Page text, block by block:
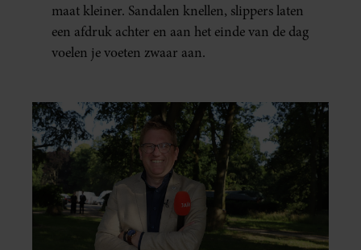
maat kleiner. Sandalen knellen, slippers laten
een afdruk achter en aan het einde van de dag
voelen je voeten zwaar aan.